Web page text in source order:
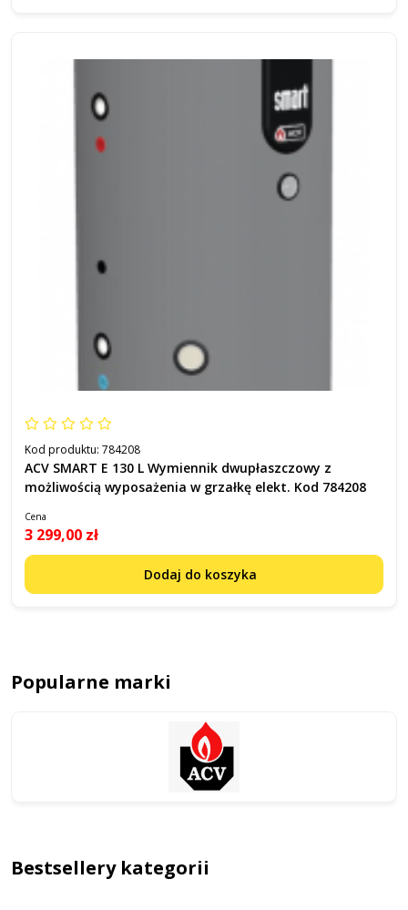
Kod produktu: 784208
ACV SMART E 130 L Wymiennik dwupłaszczowy z
możliwością wyposażenia w grzałkę elekt. Kod 784208
Cena
3 299,00 zł
Dodaj do koszyka
Popularne marki
Bestsellery kategorii